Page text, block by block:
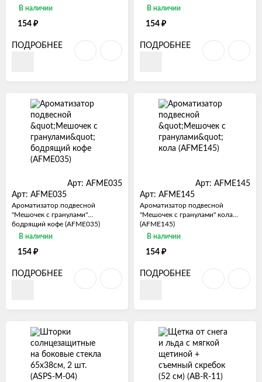
В наличии
154 ₽
ПОДРОБНЕЕ
В наличии
154 ₽
ПОДРОБНЕЕ
Арт: AFME035
Арт: AFME035
Ароматизатор подвесной
"Мешочек с гранулами"
бодрящий кофе (AFME035)
В наличии
154 ₽
ПОДРОБНЕЕ
Арт: AFME145
Арт: AFME145
Ароматизатор подвесной
"Мешочек с гранулами" кола
(AFME145)
В наличии
154 ₽
ПОДРОБНЕЕ